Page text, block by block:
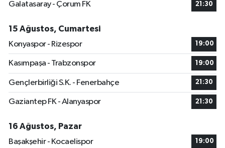
Galatasaray - Çorum FK
21:30
15 Ağustos, Cumartesi
Konyaspor - Rizespor
19:00
Kasımpaşa - Trabzonspor 19:00
Gençlerbirliği S.K. - Fenerbahçe 21:30
Gaziantep FK - Alanyaspor 21:30
16 Ağustos, Pazar
Başakşehir - Kocaelispor
19:00